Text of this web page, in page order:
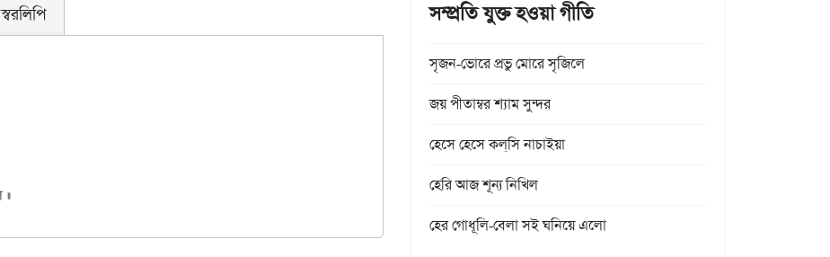
স্বরলিপি সম্প্রতি যুক্ত হওয়া গীতি
সৃজন-ভোরে প্রভু মোরে সৃজিলে
জয় পীতাম্বর শ্যাম সুন্দর
হেসে হেসে কল্‌সি নাচাইয়া
হেরি আজ শূন্য নিখিল
হের গোধূলি-বেলা সই ঘনিয়ে এলো